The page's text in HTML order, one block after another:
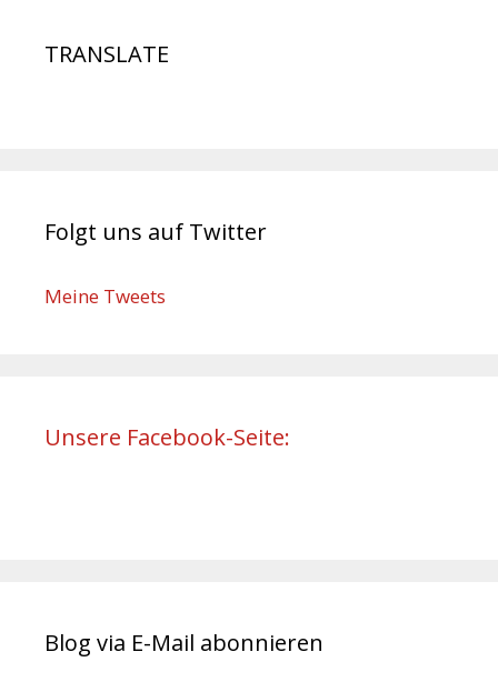
TRANSLATE
Folgt uns auf Twitter
Meine Tweets
Unsere Facebook-Seite:
Blog via E-Mail abonnieren